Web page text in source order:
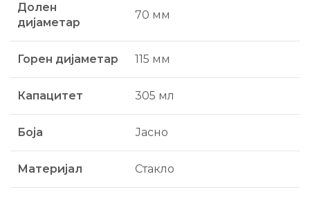
Долен
дијаметар
70 мм
Горен дијаметар 115 мм
Капацитет 305 мл
Боја Јасно
Материјал Стакло